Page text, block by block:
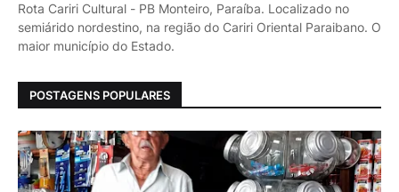
Rota Cariri Cultural - PB Monteiro, Paraíba. Localizado no
semiárido nordestino, na região do Cariri Oriental Paraibano. O
maior município do Estado.
POSTAGENS POPULARES